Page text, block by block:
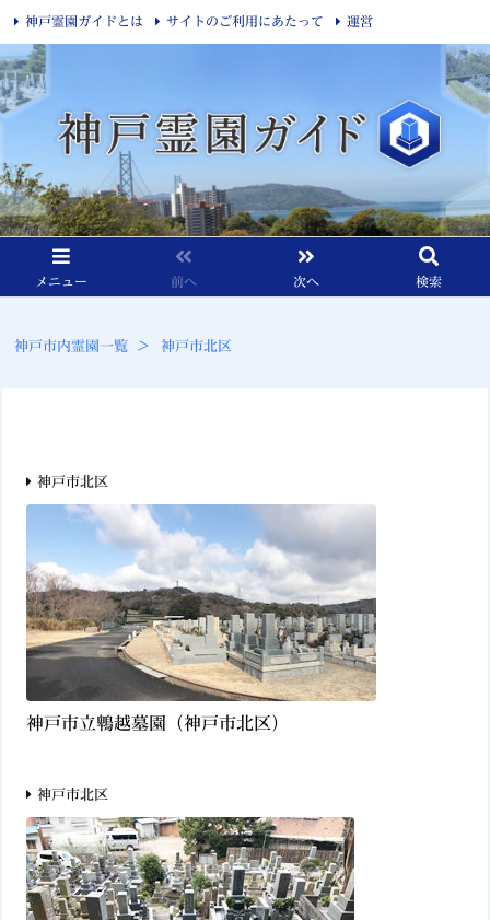
メニュー 前へ 次へ 検索
神戸霊園ガイドとは サイトのご利用にあたって 運営
プライバシーポリシー
神戸市内霊園一覧 > 神戸市北区
神戸市北区
神戸市立鵯越墓園（神戸市北区）
神戸市北区